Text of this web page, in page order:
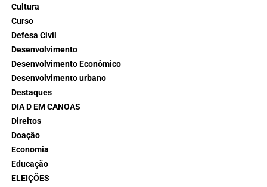
Cultura
Curso
Defesa Civil
Desenvolvimento
Desenvolvimento Econômico
Desenvolvimento urbano
Destaques
DIA D EM CANOAS
Direitos
Doação
Economia
Educação
ELEIÇÕES